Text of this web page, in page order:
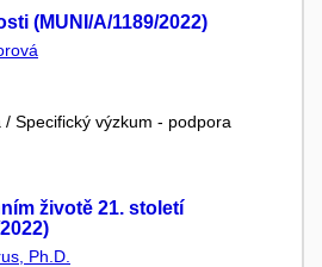
(MUNI/A/1189/2022)
Specifický výzkum - podpora
životě 21. století
Ph.D.